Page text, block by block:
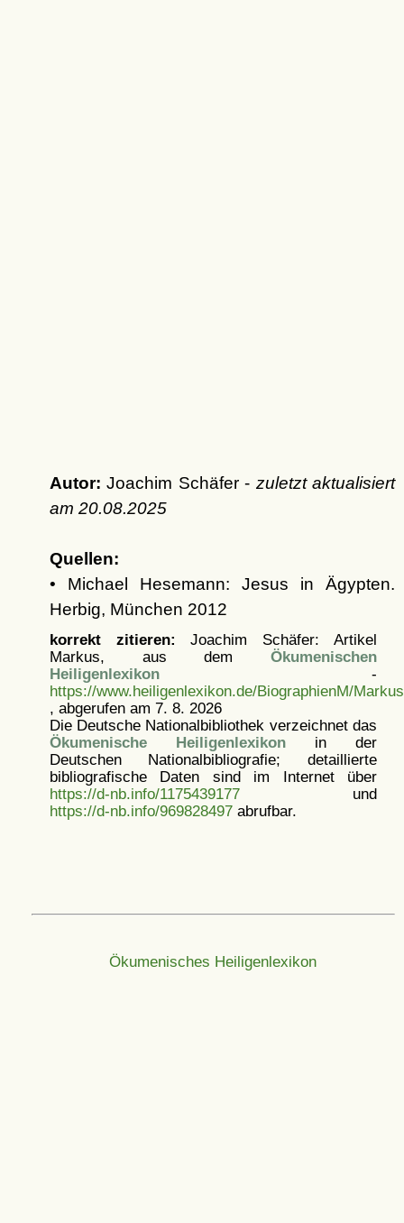
Autor: Joachim Schäfer - zuletzt aktualisiert
am 20.08.2025
Quellen:
• Michael Hesemann: Jesus in Ägypten.
Herbig, München 2012
korrekt zitieren: Joachim Schäfer: Artikel
Markus, aus dem Ökumenischen
Heiligenlexikon-
https://www.heiligenlexikon.de/BiographienM/
, abgerufen am 7. 8. 2026
Die Deutsche Nationalbibliothek verzeichnet das
Ökumenische Heiligenlexikonin der
Deutschen Nationalbibliografie; detaillierte
bibliografische Daten sind im Internet über
https://d-nb.info/1175439177und
https://d-nb.info/969828497abrufbar.
Ökumenisches Heiligenlexikon